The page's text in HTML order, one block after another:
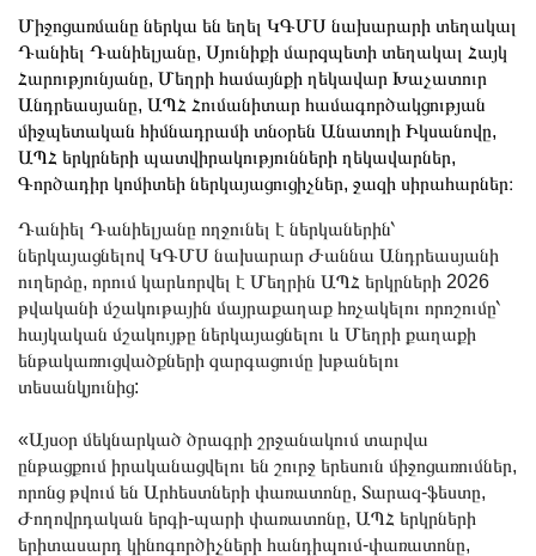
Միջոցառմանը ներկա են եղել ԿԳՄՍ նախարարի տեղակալ
Դանիել Դանիելյանը, Սյունիքի մարզպետի տեղակալ Հայկ
Հարությունյանը, Մեղրի համայնքի ղեկավար Խաչատուր
Անդրեասյանը, ԱՊՀ Հումանիտար համագործակցության
միջպետական հիմնադրամի տնօրեն Անատոլի Իկսանովը,
ԱՊՀ երկրների պատվիրակությունների ղեկավարներ,
Գործադիր կոմիտեի ներկայացուցիչներ, ջազի սիրահարներ։
Դանիել Դանիելյանը ողջունել է ներկաներին՝
ներկայացնելով ԿԳՄՍ նախարար Ժաննա Անդրեասյանի
ուղերձը, որում կարևորվել է Մեղրին ԱՊՀ երկրների 2026
թվականի մշակութային մայրաքաղաք հռչակելու որոշումը՝
հայկական մշակույթը ներկայացնելու և Մեղրի քաղաքի
ենթակառուցվածքների զարգացումը խթանելու
տեսանկյունից:
«Այսօր մեկնարկած ծրագրի շրջանակում տարվա
ընթացքում իրականացվելու են շուրջ երեսուն միջոցառումներ,
որոնց թվում են Արհեստների փառատոնը, Տարազ-ֆեստը,
Ժողովրդական երգի-պարի փառատոնը, ԱՊՀ երկրների
երիտասարդ կինոգործիչների հանդիպում-փառատոնը,